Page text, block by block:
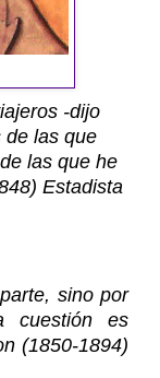
-dijo
de las que
las que he
Estadista
sino por
cuestión es
(1850-1894)